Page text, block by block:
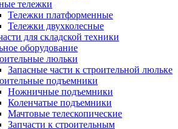
тележки
Тележки платформенные
Тележки двухколесные
для складской техники
оборудование
люльки
Запасные части к строительной люльке
подъемники
Ножничные подъемники
Коленчатые подъемники
Мачтовые телескопические
Запчасти к строительным